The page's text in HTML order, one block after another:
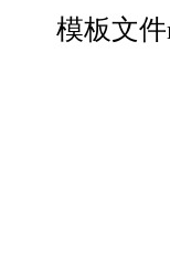
模板文件